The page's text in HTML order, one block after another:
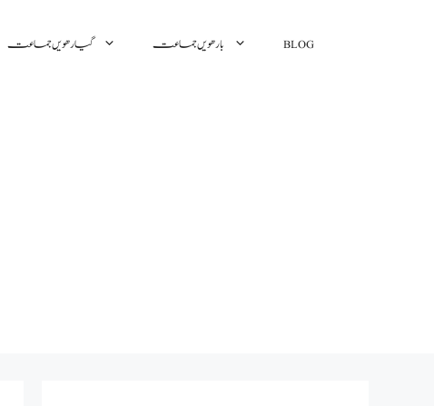
گیارھویں جماعت بارھویں جماعت BLOG